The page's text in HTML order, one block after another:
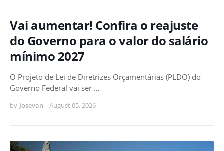
Vai aumentar! Confira o reajuste
do Governo para o valor do salário
mínimo 2027
O Projeto de Lei de Diretrizes Orçamentárias (PLDO) do
Governo Federal vai ser …
by Josevan - August 05, 2026